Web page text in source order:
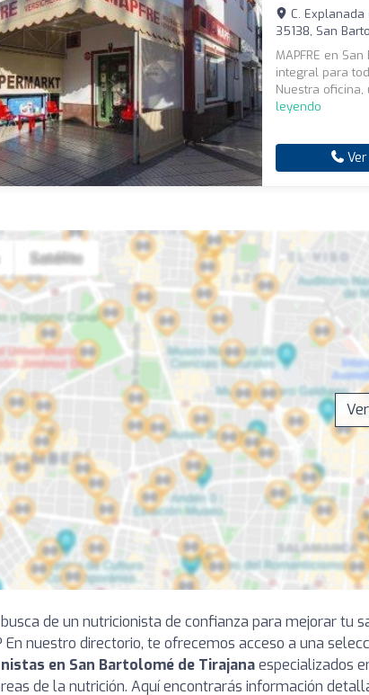
C.
35138, San
MAPFRE en
integral para
Nuestra
leyendo
Ver
de un nutricionista de confianza para mejorar tu
En nuestro directorio, te ofrecemos acceso a una
en San Bartolomé de Tirajanaespecializados
de la nutrición. Aquí encontrarás información